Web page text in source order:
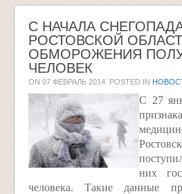
С НАЧАЛА
РОСТОВСКОЙ
ОБМОРОЖЕНИЯ
ЧЕЛОВЕК
ON 07 ФЕВРАЛЬ 2014 . POSTED IN
С 27
них
человека. Такие данные